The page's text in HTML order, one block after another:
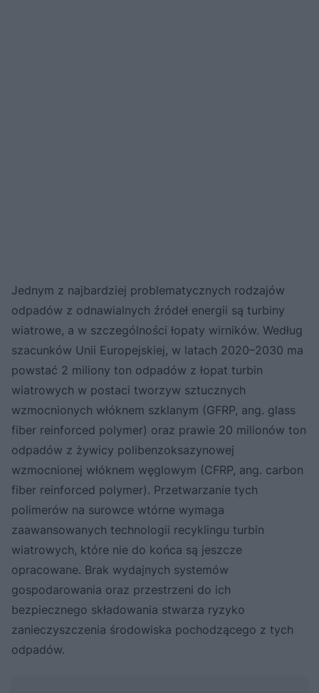
Jednym z najbardziej problematycznych rodzajów
odpadów z odnawialnych źródeł energii są turbiny
wiatrowe, a w szczególności łopaty wirników. Według
szacunków Unii Europejskiej, w latach 2020–2030 ma
powstać 2 miliony ton odpadów z łopat turbin
wiatrowych w postaci tworzyw sztucznych
wzmocnionych włóknem szklanym (GFRP, ang. glass
fiber reinforced polymer) oraz prawie 20 milionów ton
odpadów z żywicy polibenzoksazynowej
wzmocnionej włóknem węglowym (CFRP, ang. carbon
fiber reinforced polymer). Przetwarzanie tych
polimerów na surowce wtórne wymaga
zaawansowanych technologii recyklingu turbin
wiatrowych, które nie do końca są jeszcze
opracowane. Brak wydajnych systemów
gospodarowania oraz przestrzeni do ich
bezpiecznego składowania stwarza ryzyko
zanieczyszczenia środowiska pochodzącego z tych
odpadów.